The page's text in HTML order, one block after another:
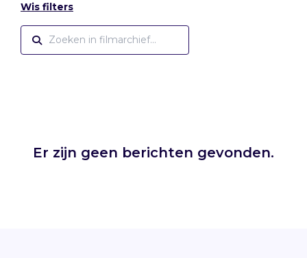
Wis filters
Er zijn geen berichten gevonden.